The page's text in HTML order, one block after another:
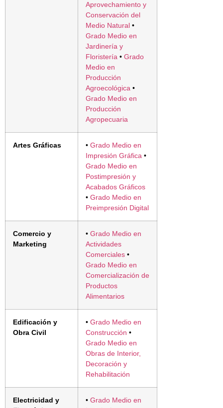
Aprovechamiento y
Conservación del
Medio Natural •
Grado Medio en
Jardinería y
Floristería • Grado
Medio en
Producción
Agroecológica •
Grado Medio en
Producción
Agropecuaria
Artes Gráficas • Grado Medio en
Impresión Gráfica •
Grado Medio en
Postimpresión y
Acabados Gráficos
• Grado Medio en
Preimpresión Digital
Comercio y
Marketing
• Grado Medio en
Actividades
Comerciales •
Grado Medio en
Comercialización de
Productos
Alimentarios
Edificación y
Obra Civil
• Grado Medio en
Construcción •
Grado Medio en
Obras de Interior,
Decoración y
Rehabilitación
Electricidad y
• Grado Medio en